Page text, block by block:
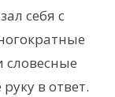
себя с
в ответ.